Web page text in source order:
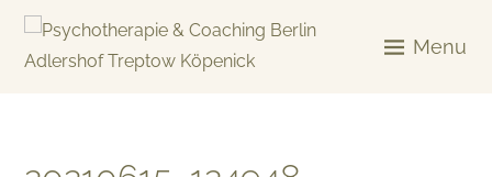
Skip
Menu